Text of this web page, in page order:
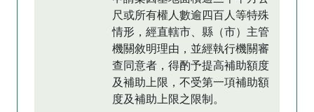
尺或所有權人數逾四百人等特殊
情形，經直轄市、縣（市）主管
機關敘明理由，並經執行機關審
查同意者，得酌予提高補助額度
及補助上限，不受第一項補助額
度及補助上限之限制。